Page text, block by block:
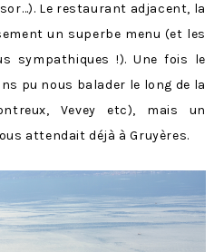
Le restaurant adjacent, la
un superbe menu (et les
sympathiques !). Une fois le
pu nous balader le long de la
Vevey etc), mais un
attendait déjà à Gruyères.